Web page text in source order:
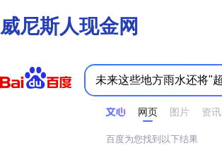
威尼斯人现金网
网页 图片 资讯
时间不限 所有网页和文件
百度为您找到以下结果